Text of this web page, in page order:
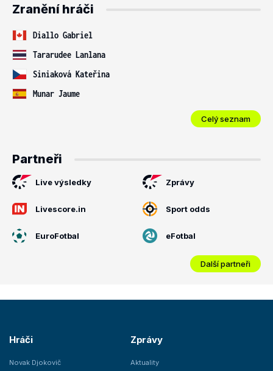
Zranění hráči
Diallo Gabriel
Tararudee Lanlana
Siniaková Kateřina
Munar Jaume
Celý seznam
Partneři
Live výsledky Zprávy
Livescore.in Sport odds
EuroFotbal eFotbal
Další partneři
Hráči
Novak Djokovič
Zprávy
Aktuality